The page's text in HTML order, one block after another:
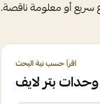
سريع أو معلومة ناقصة.
اقرأ حسب نية البحث
بتر لايف